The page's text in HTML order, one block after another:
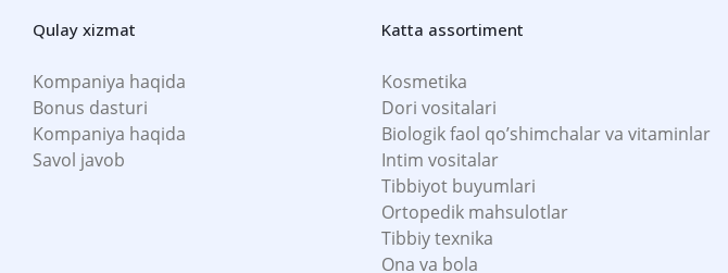
Qulay xizmat
Kompaniya haqida
Bonus dasturi
Kompaniya haqida
Savol javob
Katta assortiment
Kosmetika
Dori vositalari
Biologik faol qo’shimchalar va vitaminlar
Intim vositalar
Tibbiyot buyumlari
Ortopedik mahsulotlar
Tibbiy texnika
Ona va bola